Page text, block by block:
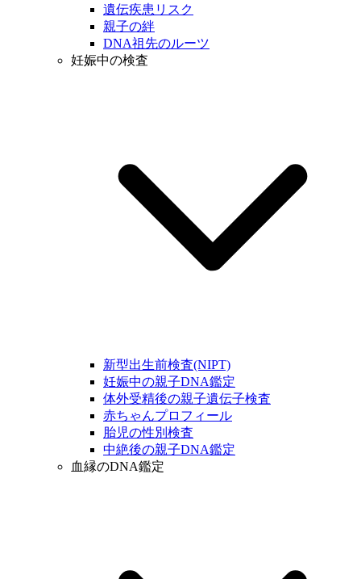
遺伝疾患リスク
親子の絆
DNA祖先のルーツ
妊娠中の検査
新型出生前検査(NIPT)
妊娠中の親子DNA鑑定
体外受精後の親子遺伝子検査
赤ちゃんプロフィール
胎児の性別検査
中絶後の親子DNA鑑定
血縁のDNA鑑定